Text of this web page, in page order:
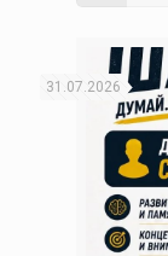
31.07.2026